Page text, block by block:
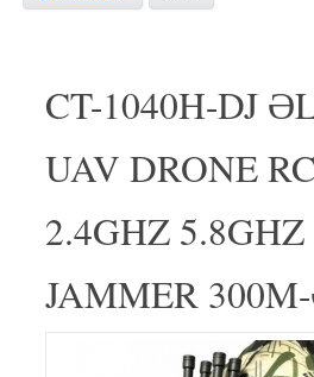
CT-1040H-DJ
UAV DRONE
2.4GHZ
JAMMER